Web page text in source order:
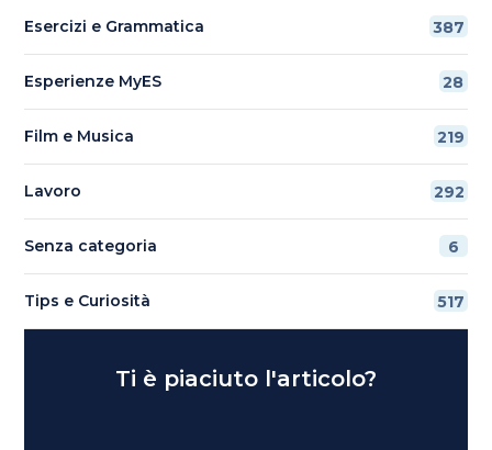
Esercizi e Grammatica 387
Esperienze MyES 28
Film e Musica 219
Lavoro 292
Senza categoria 6
Tips e Curiosità 517
Ti è piaciuto l'articolo?